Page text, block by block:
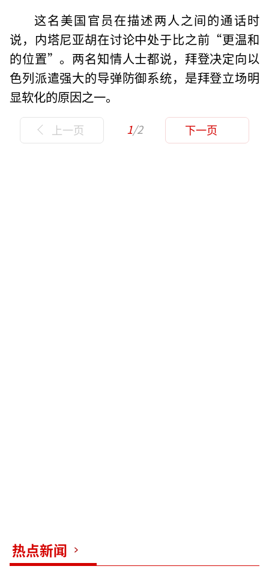
这名美国官员在描述两人之间的通话时
说，内塔尼亚胡在讨论中处于比之前“更温和
的位置”。两名知情人士都说，拜登决定向以
色列派遣强大的导弹防御系统，是拜登立场明
显软化的原因之一。
上一页 1/2 下一页
热点新闻